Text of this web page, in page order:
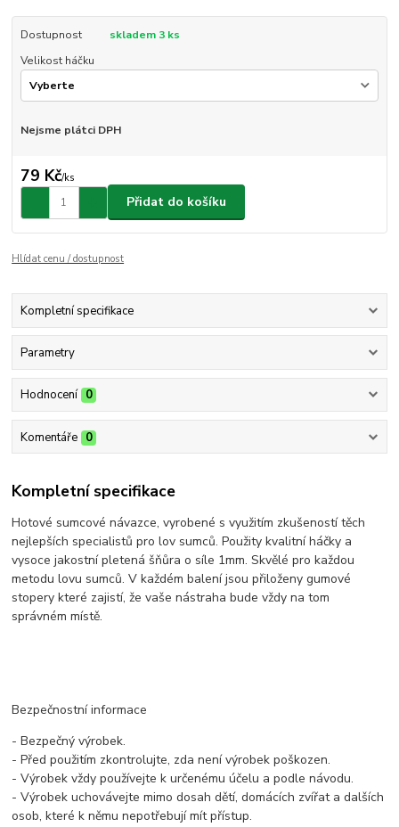
Dostupnost
skladem 3 ks
Velikost háčku
Nejsme plátci DPH
79 Kč/ks
Přidat do košíku
Hlídat cenu / dostupnost
Kompletní specifikace
Parametry
Hodnocení 0
Komentáře 0
Kompletní specifikace
Hotové sumcové návazce, vyrobené s využitím zkušeností těch
nejlepších specialistů pro lov sumců. Použity kvalitní háčky a
vysoce jakostní pletená šňůra o síle 1mm. Skvělé pro každou
metodu lovu sumců. V každém balení jsou přiloženy gumové
stopery které zajistí, že vaše nástraha bude vždy na tom
správném místě.
Bezpečnostní informace
- Bezpečný výrobek.
- Před použitím zkontrolujte, zda není výrobek poškozen.
- Výrobek vždy používejte k určenému účelu a podle návodu.
- Výrobek uchovávejte mimo dosah dětí, domácích zvířat a dalších
osob, které k němu nepotřebují mít přístup.